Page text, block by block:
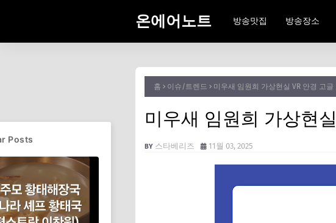
온에어노트 방송맛집 방송장소
홈 이슈/트렌드 미우새 임원희 가상현실 VR 안경 고글
미우새 임원희 가상현
스타베리즈 11월 03, 2025
Posts